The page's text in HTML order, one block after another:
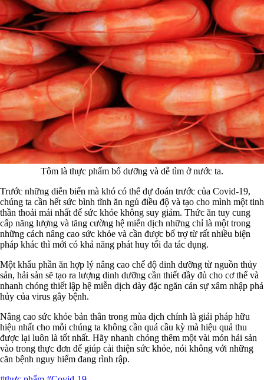
Tôm là thực phẩm bổ dưỡng và dễ tìm ở nước ta.
Trước những diễn biến mà khó có thể dự đoán trước của Covid-19,
chúng ta cần hết sức bình tĩnh ăn ngủ điều độ và tạo cho mình một tinh
thần thoải mái nhất để sức khỏe không suy giảm. Thức ăn tuy cung
cấp năng lượng và tăng cường hệ miễn dịch những chỉ là một trong
những cách nâng cao sức khỏe và cần được bổ trợ từ rất nhiều biện
pháp khác thì mới có khả năng phát huy tối đa tác dụng.
Một khẩu phần ăn hợp lý nâng cao chế độ dinh dưỡng từ nguồn thủy
sản, hải sản sẽ tạo ra lượng dinh dưỡng cần thiết đầy đủ cho cơ thể và
nhanh chóng thiết lập hệ miễn dịch dày đặc ngăn cản sự xâm nhập phá
hủy của virus gây bệnh.
Nâng cao sức khỏe bản thân trong mùa dịch chính là giải pháp hữu
hiệu nhất cho mỗi chúng ta không cần quá cầu kỳ mà hiệu quả thu
được lại luôn là tốt nhất. Hãy nhanh chóng thêm một vài món hải sản
vào trong thực đơn để giúp cải thiện sức khỏe, nói không với những
căn bệnh nguy hiểm đang rình rập.